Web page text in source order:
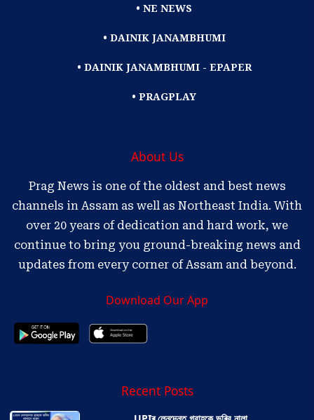
• NE NEWS
• DAINIK JANAMBHUMI
• DAINIK JANAMBHUMI - EPAPER
• PRAGPLAY
About Us
Prag News is one of the oldest and best news
channels in Assam as well as Northeast India. With
over 20 years of dedication and hard work, we
continue to bring you ground-breaking news and
updates from every corner of Assam and beyond.
Download Our App
Recent Posts